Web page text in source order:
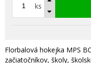
ks
Florbalová hokejka MPS
začiatočníkov, školy,